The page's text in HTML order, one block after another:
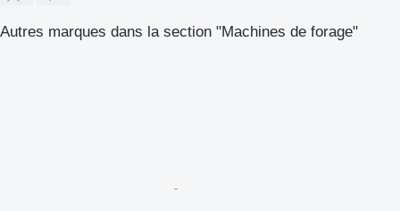
Autres marques dans la section "Machines de forage"